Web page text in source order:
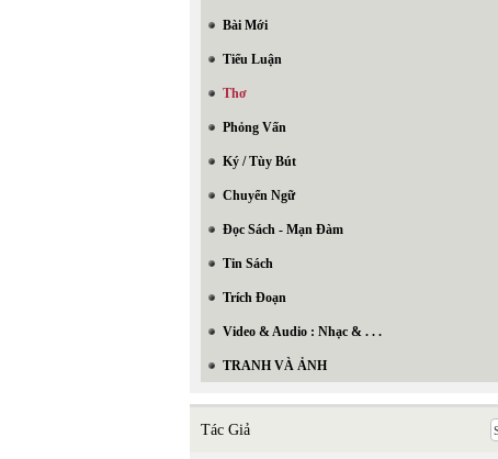
Bài Mới
Tiểu Luận
Thơ
Phỏng Vấn
Ký / Tùy Bút
Chuyển Ngữ
Đọc Sách - Mạn Đàm
Tin Sách
Trích Đoạn
Video & Audio : Nhạc & . . .
TRANH VÀ ẢNH
Tác Giả